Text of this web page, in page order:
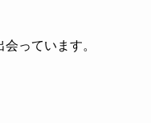
っています。